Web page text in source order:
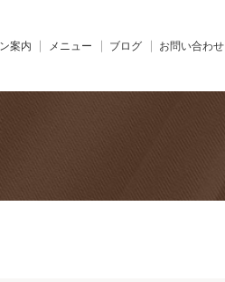
案内 メニュー ブログ お問い合わせ